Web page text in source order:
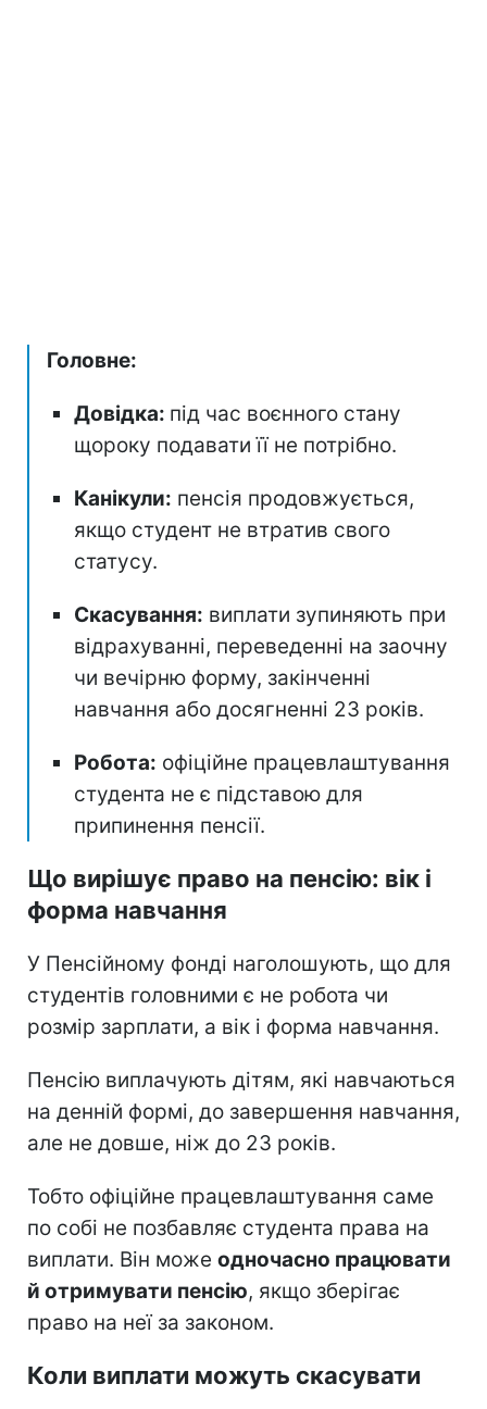
Головне:
Довідка: під час воєнного стану
щороку подавати її не потрібно.
Канікули: пенсія продовжується,
якщо студент не втратив свого
статусу.
Скасування: виплати зупиняють при
відрахуванні, переведенні на заочну
чи вечірню форму, закінченні
навчання або досягненні 23 років.
Робота: офіційне працевлаштування
студента не є підставою для
припинення пенсії.
Що вирішує право на пенсію: вік і
форма навчання
У Пенсійному фонді наголошують, що для
студентів головними є не робота чи
розмір зарплати, а вік і форма навчання.
Пенсію виплачують дітям, які навчаються
на денній формі, до завершення навчання,
але не довше, ніж до 23 років.
Тобто офіційне працевлаштування саме
по собі не позбавляє студента права на
виплати. Він може одночасно працювати
й отримувати пенсію, якщо зберігає
право на неї за законом.
Коли виплати можуть скасувати